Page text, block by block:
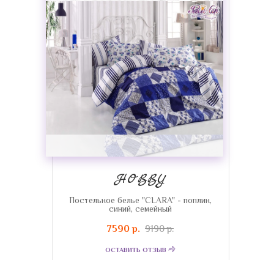
HOBBY
Постельное белье "CLARA" - поплин,
синий, семейный
7590 р. 9190 р.
ОСТАВИТЬ ОТЗЫВ